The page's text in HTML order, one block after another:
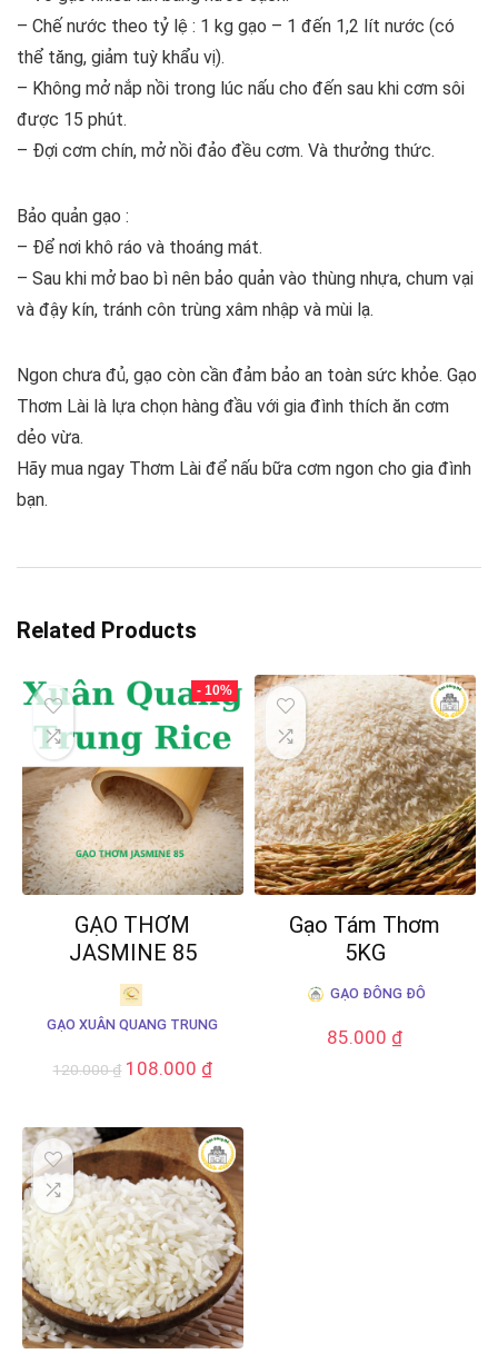
– Chế nước theo tỷ lệ : 1 kg gạo – 1 đến 1,2 lít nước (có
thể tăng, giảm tuỳ khẩu vị).
– Không mở nắp nồi trong lúc nấu cho đến sau khi cơm sôi
được 15 phút.
– Đợi cơm chín, mở nồi đảo đều cơm. Và thưởng thức.
Bảo quản gạo :
– Để nơi khô ráo và thoáng mát.
– Sau khi mở bao bì nên bảo quản vào thùng nhựa, chum vại
và đậy kín, tránh côn trùng xâm nhập và mùi lạ.
Ngon chưa đủ, gạo còn cần đảm bảo an toàn sức khỏe. Gạo
Thơm Lài là lựa chọn hàng đầu với gia đình thích ăn cơm
dẻo vừa.
Hãy mua ngay Thơm Lài để nấu bữa cơm ngon cho gia đình
bạn.
Related Products
- 10%
GẠO THƠM
JASMINE 85
GẠO XUÂN QUANG TRUNG
120.000₫ 108.000 ₫
Gạo Tám Thơm
5KG
GẠO ĐÔNG ĐÔ
85.000 ₫